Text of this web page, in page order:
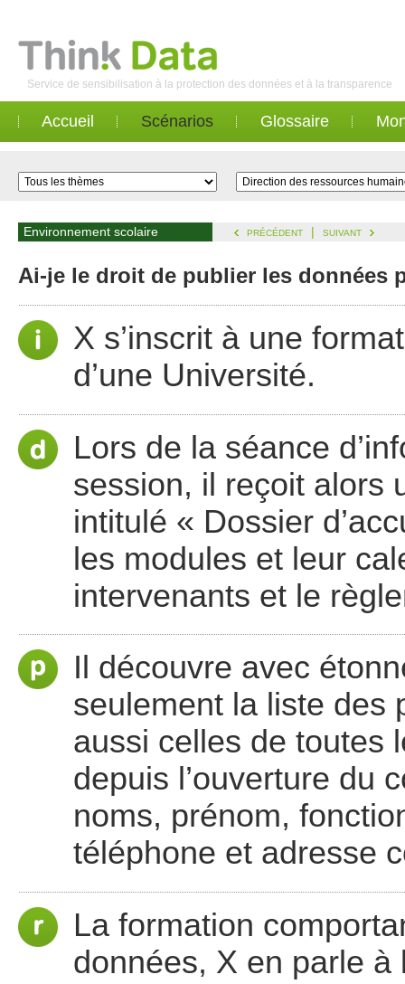
Service de sensibilisation à la protection des données et à la transparence
Accueil Scénarios Glossaire
Environnement scolaire PRÉCÉDENT | SUIVANT
Ai-je le droit de publier les données
X s’inscrit à une
d’une Université.
Lors de la séance
session, il reçoit alors
intitulé « Dossier
les modules et leur
intervenants et le
Il découvre avec
seulement la liste des
aussi celles de toutes
depuis l’ouverture du
noms, prénom,
téléphone et adresse
La formation
données, X en parle à